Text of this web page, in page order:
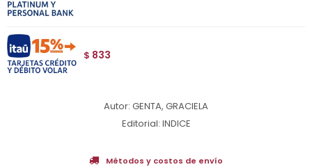
$ 833
Autor: GENTA, GRACIELA
Editorial: INDICE
Métodos y costos de envío